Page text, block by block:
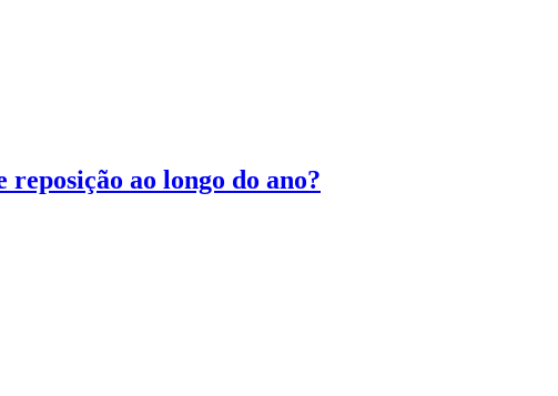
ao longo do ano?